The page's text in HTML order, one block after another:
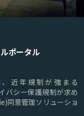
ポータル
近年規制が強まる
バシー保護規制が求め
同意管理ソリューショ